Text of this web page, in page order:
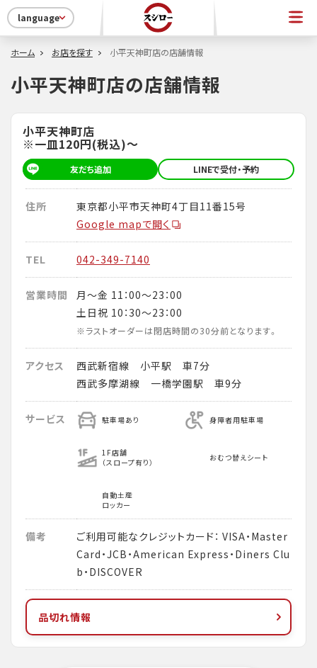
language
ホーム お店を探す 小平天神町店の店舗情報
小平天神町店の店舗情報
小平天神町店
※一皿120円(税込)～
友だち追加 LINEで受付・予約
住所
東京都小平市天神町4丁目11番15号
Google mapで開く
TEL 042-349-7140
営業時間
月～金 11：00～23：00
土日祝 10：30～23：00
※ラストオーダーは閉店時間の30分前となります。
アクセス
西武新宿線 小平駅 車7分
西武多摩湖線 一橋学園駅 車9分
サービス 駐車場あり 身障者用駐車場
1F店舗
（スロープ有り）
おむつ替えシート
自動土産
ロッカー
備考
ご利用可能なクレジットカード： VISA・Master
Card・JCB・American Express・Diners Clu
b・DISCOVER
品切れ情報